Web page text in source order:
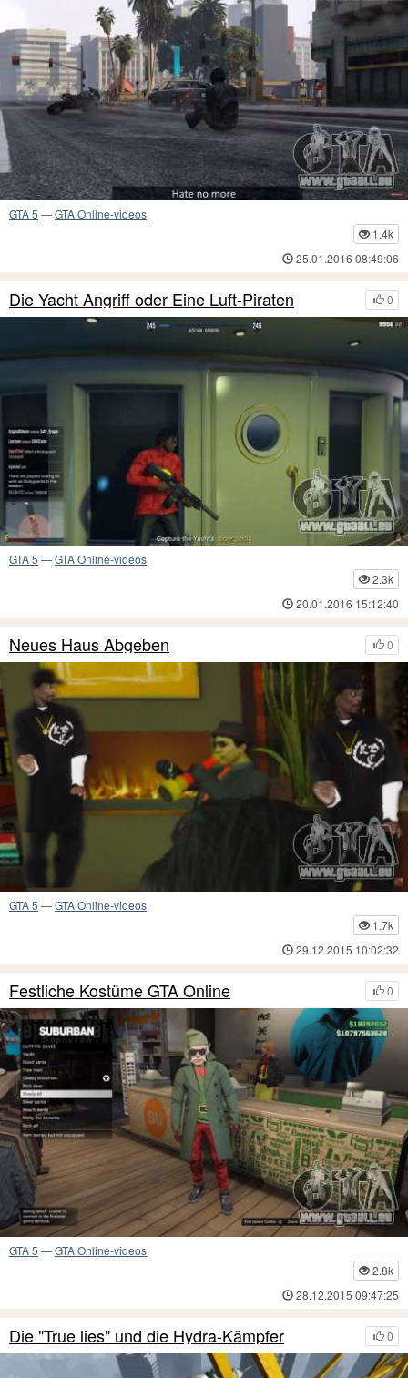
GTA 5 —GTA Online-videos
1.4k
25.01.2016 08:49:06
0
Die Yacht Angriff oder Eine Luft-Piraten
GTA 5 —GTA Online-videos
2.3k
20.01.2016 15:12:40
0
Neues Haus Abgeben
GTA 5 —GTA Online-videos
1.7k
29.12.2015 10:02:32
0
Festliche Kostüme GTA Online
GTA 5 —GTA Online-videos
2.8k
28.12.2015 09:47:25
0
Die "True lies" und die Hydra-Kämpfer